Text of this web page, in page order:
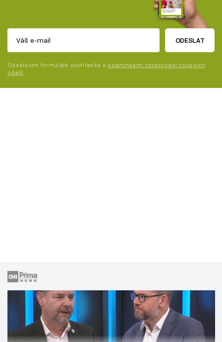
ODESLAT
Odesláním formuláře souhlasíte s podmínkami zpracování osobních
údajů